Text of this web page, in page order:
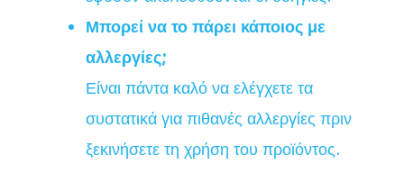
Μπορεί να το πάρει κάποιος με
αλλεργίες;
Είναι πάντα καλό να ελέγχετε τα
συστατικά για πιθανές αλλεργίες πριν
ξεκινήσετε τη χρήση του προϊόντος.